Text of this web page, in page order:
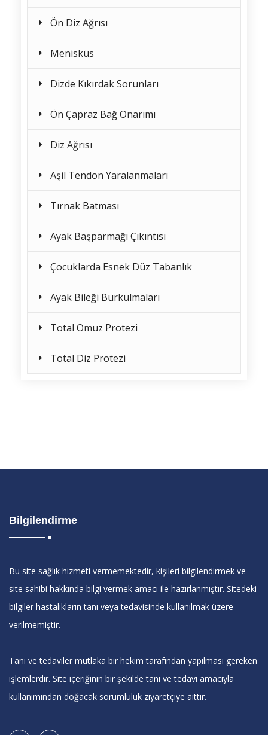
Ön Diz Ağrısı
Menisküs
Dizde Kıkırdak Sorunları
Ön Çapraz Bağ Onarımı
Diz Ağrısı
Aşil Tendon Yaralanmaları
Tırnak Batması
Ayak Başparmağı Çıkıntısı
Çocuklarda Esnek Düz Tabanlık
Ayak Bileği Burkulmaları
Total Omuz Protezi
Total Diz Protezi
Bilgilendirme
Bu site sağlık hizmeti vermemektedir, kişileri bilgilendirmek ve
site sahibi hakkında bilgi vermek amacı ile hazırlanmıştır. Sitedeki
bilgiler hastalıkların tanı veya tedavisinde kullanılmak üzere
verilmemiştir.
Tanı ve tedaviler mutlaka bir hekim tarafından yapılması gereken
işlemlerdir. Site içeriğinin bir şekilde tanı ve tedavi amacıyla
kullanımından doğacak sorumluluk ziyaretçiye aittir.